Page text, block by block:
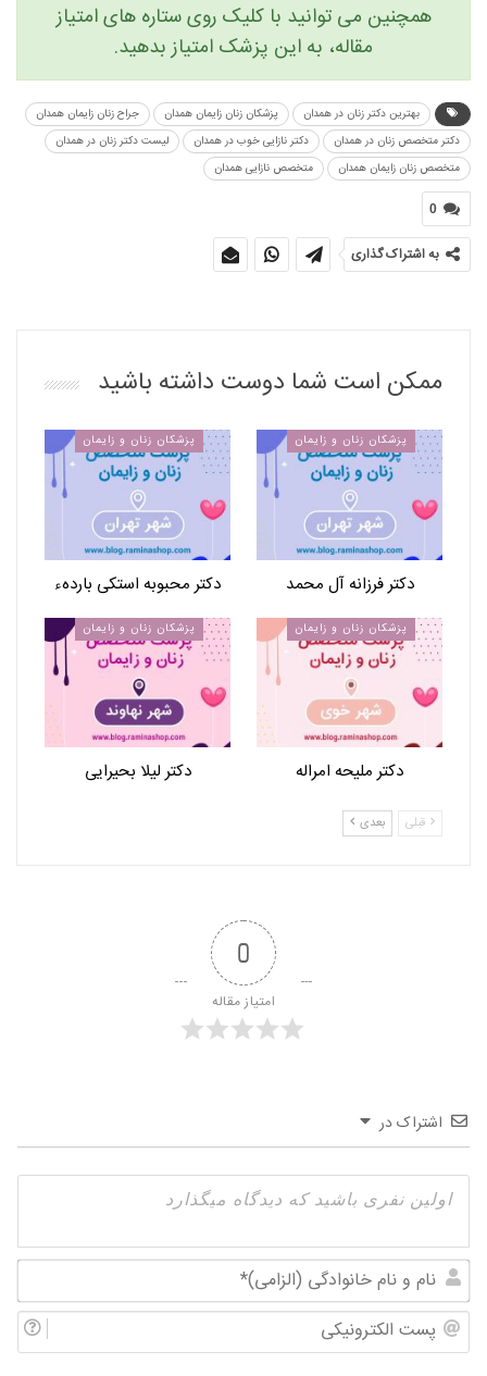
همچنین می توانید با کلیک روی ستاره های امتیاز
مقاله، به این پزشک امتیاز بدهید.
بهترین دکتر زنان در همدان پزشکان زنان زایمان همدان
جراح زنان زایمان همدان
دکتر متخصص زنان در همدان
دکتر نازایی خوب در همدان
لیست دکتر زنان در همدان
متخصص زنان زایمان همدان
متخصص نازایی همدان
0
به اشتراک گذاری
ممکن است شما دوست داشته باشید
پزشکان زنان و زایمان
دکتر فرزانه آل محمد
پزشکان زنان و زایمان
دکتر محبوبه استکی باردهء
پزشکان زنان و زایمان
دکتر ملیحه امراله
پزشکان زنان و زایمان
دکتر لیلا بحیرایی
قبلی بعدی
0
امتیاز مقاله
اشتراک در
و